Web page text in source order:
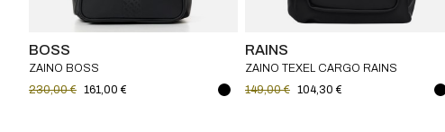
BOSS
ZAINO BOSS
230,00 € 161,00 €
RAINS
ZAINO TEXEL CARGO RAINS
149,00 € 104,30 €